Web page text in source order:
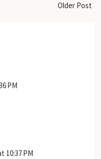
Older Post
PM
10:37 PM